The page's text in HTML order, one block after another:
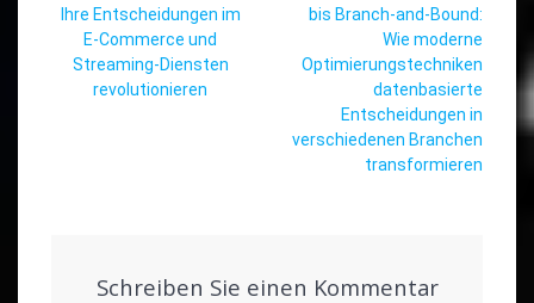
Ihre Entscheidungen im
E-Commerce und
Streaming-Diensten
revolutionieren
bis Branch-and-Bound:
Wie moderne
Optimierungstechniken
datenbasierte
Entscheidungen in
verschiedenen Branchen
transformieren
Schreiben Sie einen Kommentar